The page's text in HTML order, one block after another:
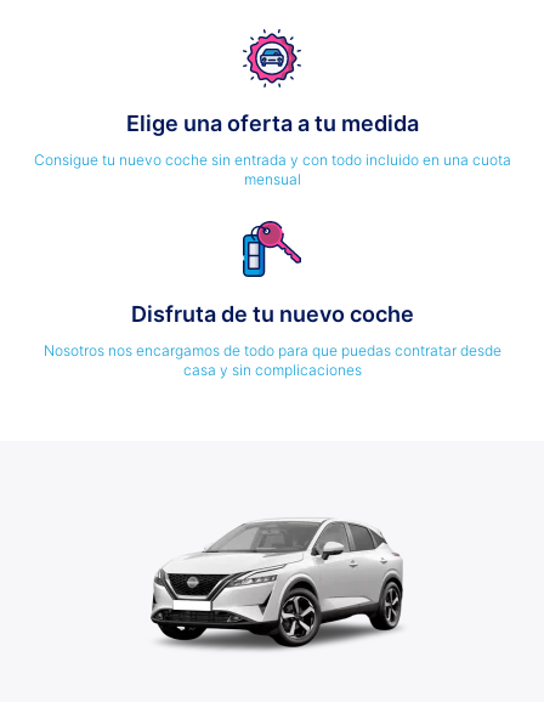
Elige una oferta a tu medida
Consigue tu nuevo coche sin entrada y con todo incluido en una cuota
mensual
Disfruta de tu nuevo coche
Nosotros nos encargamos de todo para que puedas contratar desde
casa y sin complicaciones